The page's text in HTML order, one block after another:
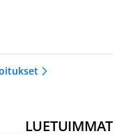
LUETUIMMAT